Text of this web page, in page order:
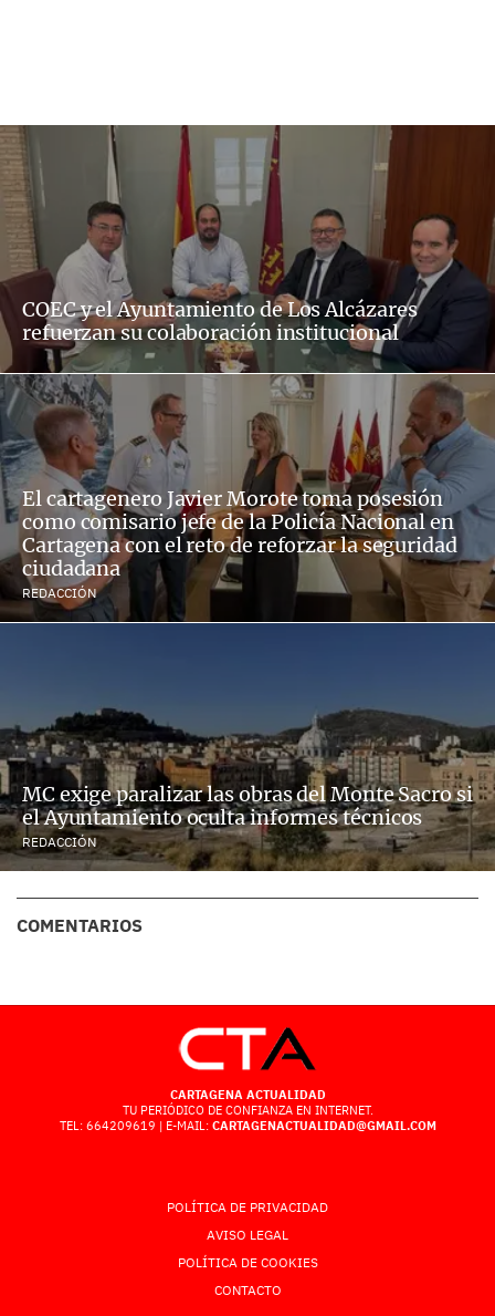
COEC y el Ayuntamiento de Los Alcázares
refuerzan su colaboración institucional
El cartagenero Javier Morote toma posesión
como comisario jefe de la Policía Nacional en
Cartagena con el reto de reforzar la seguridad
ciudadana
REDACCIÓN
MC exige paralizar las obras del Monte Sacro si
el Ayuntamiento oculta informes técnicos
REDACCIÓN
COMENTARIOS
CARTAGENA ACTUALIDAD
TU PERIÓDICO DE CONFIANZA EN INTERNET.
TEL: 664209619 | E-MAIL: CARTAGENACTUALIDAD@GMAIL.COM
POLÍTICA DE PRIVACIDAD
AVISO LEGAL
POLÍTICA DE COOKIES
CONTACTO